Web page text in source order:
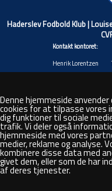
Haderslev Fodbold Klub |
Kontakt kontoret:
Henrik Lorentzen
Jacob Valentin
Andresen
Rasmus André
Hansen
Steven Bork
Denne hjemmeside
cookies for at tilpasse vores
dig funktioner til sociale
trafik. Vi deler også
hjemmeside med vores
medier, reklame og analyse.
kombinere disse data med
givet dem, eller som de har
af deres tjenester.